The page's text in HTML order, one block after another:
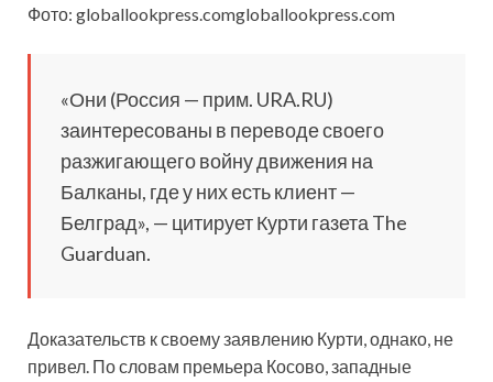
Фото: globallookpress.comgloballookpress.com
«Они (Россия — прим. URA.RU)
заинтересованы в переводе своего
разжигающего войну движения на
Балканы, где у них есть клиент —
Белград», — цитирует Курти газета The
Guarduan.
Доказательств к своему заявлению Курти, однако, не
привел. По словам премьера Косово, западные